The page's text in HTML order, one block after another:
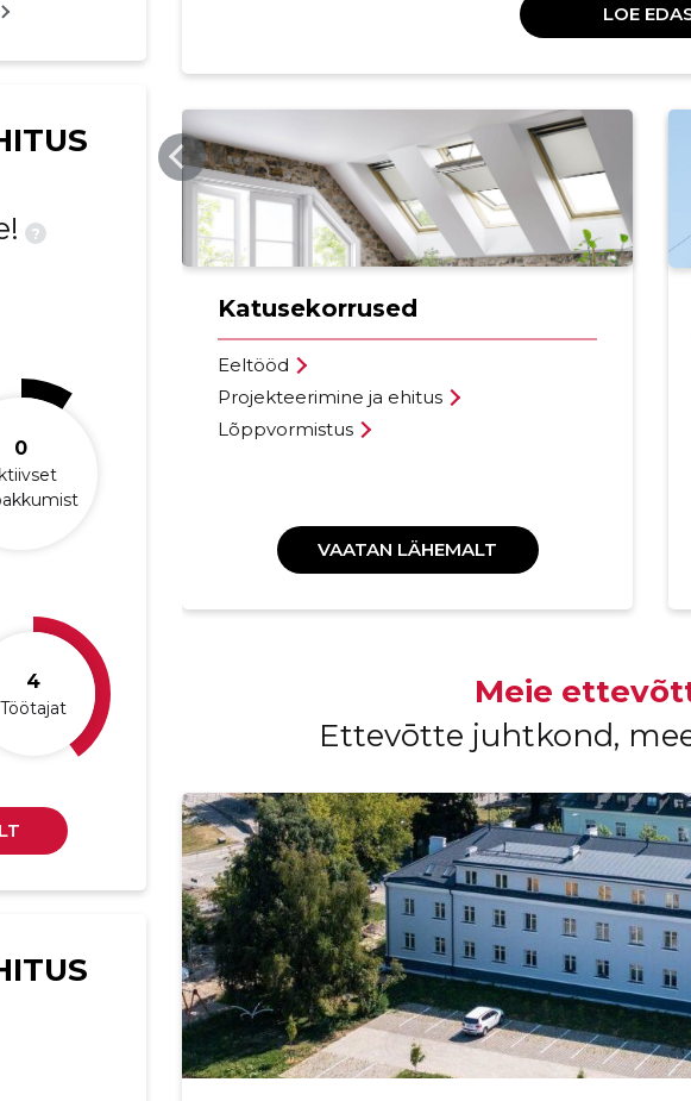
?
0
4
Töötajat
LOE
Katusekorrused
Eeltööd
Projekteerimine ja ehitus
Lõppvormistus
VAATAN LÄHEMALT
Meie
Ettevōtte juhtkond,